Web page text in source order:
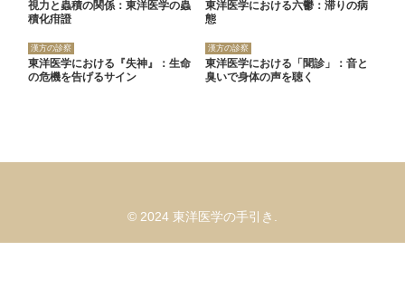
視力と蟲積の関係：東洋医学の蟲
積化疳證
東洋医学における六鬱：滞りの病
態
漢方の診察
東洋医学における『失神』：生命
の危機を告げるサイン
漢方の診察
東洋医学における「聞診」：音と
臭いで身体の声を聴く
© 2024 東洋医学の手引き.